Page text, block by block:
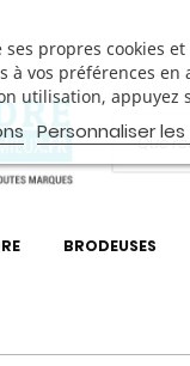
ses propres cookies
à vos préférences
utilisation, appuyez
Personnaliser
BRODEUSES